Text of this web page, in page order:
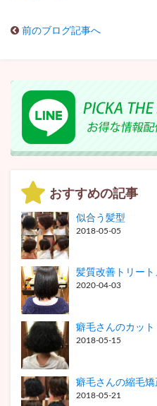
前のブログ記事へ
おすすめの記事
似合う髪型
2018-05-05
髪質改善トリー
2020-04-03
癖毛さんのカット
2018-05-15
癖毛さんの縮毛
2018-05-21